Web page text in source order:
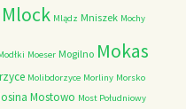
Mlock Mlądz Mniszek Mochy
Moeser Mogilno Mokas
Molibdorzyce Morliny Morsko
Mostowo Most Południowy